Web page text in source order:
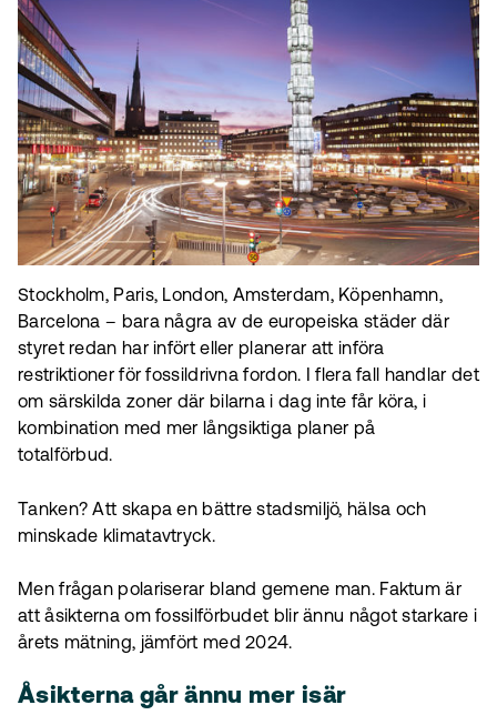
Stockholm, Paris, London, Amsterdam, Köpenhamn,
Barcelona – bara några av de europeiska städer där
styret redan har infört eller planerar att införa
restriktioner för fossildrivna fordon. I flera fall handlar det
om särskilda zoner där bilarna i dag inte får köra, i
kombination med mer långsiktiga planer på
totalförbud.
Tanken? Att skapa en bättre stadsmiljö, hälsa och
minskade klimatavtryck.
Men frågan polariserar bland gemene man. Faktum är
att åsikterna om fossilförbudet blir ännu något starkare i
årets mätning, jämfört med 2024.
Åsikterna går ännu mer isär